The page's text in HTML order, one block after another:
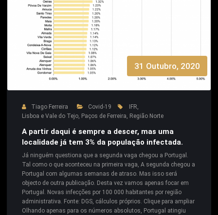
31 Outubro, 2020
Tiago Ferreira Covid-19 IFR,
Lisboa e Vale do Tejo, Paços de Ferreira, Região Norte
A partir daqui é sempre a descer, mas uma
localidade já tem 3% da população infectada.
Já ninguém questiona que a segunda vaga chegou a Portugal.
Tal como o que aconteceu na primeira vaga, A segunda chegou a
Portugal com algumas semanas de atraso. Mas isso será
objecto de outra publicação. Desta vez vamos apenas focar em
Portugal. Novas infecções por 100 000 habitantes por região
administrativa. Fonte: DGS, cálculos próprios. Clique para ampliar
Olhando apenas para os números absolutos, Portugal atingiu